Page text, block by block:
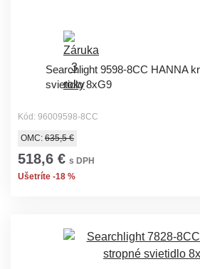
Searchlight 9598-8CC HANNA
svietidlo 8xG9
Kód: 96009598-8CC
OMC: 635,5 €
518,6 € s DPH
Ušetríte -18 %